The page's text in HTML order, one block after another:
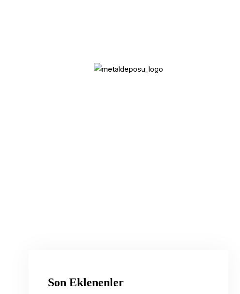
Son Eklenenler